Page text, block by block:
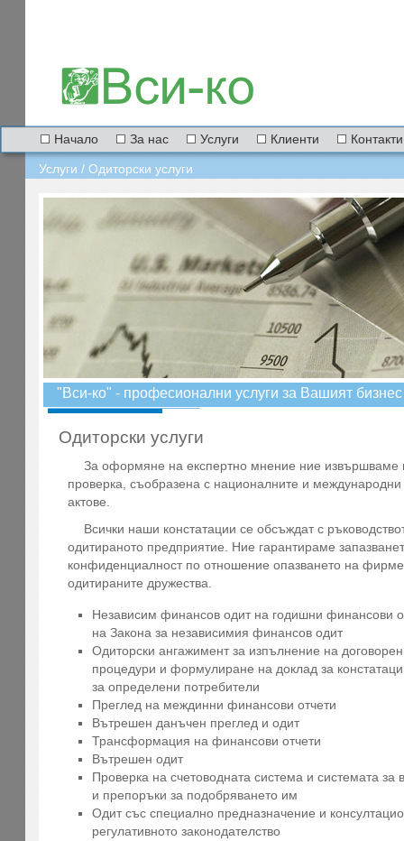
Начало За нас Услуги Клиенти Контакти
Услуги / Одиторски услуги
"Вси-ко" - професионални услуги за Вашият бизнес
Одиторски услуги
За оформяне на експертно мнение ние извършваме
проверка, съобразена с националните и
актове.
Всички наши констатации се обсъждат с
одитираното предприятие. Ние гарантираме
конфиденциалност по отношение опазването на
одитираните дружества.
Независим финансов одит на годишни финансови
на Закона за независимия финансов одит
Одиторски ангажимент за изпълнение на
процедури и формулиране на доклад за
за определени потребители
Преглед на междинни финансови отчети
Вътрешен данъчен преглед и одит
Трансформация на финансови отчети
Вътрешен одит
Проверка на счетоводната система и системата за
и препоръки за подобряването им
Одит със специално предназначение и
регулативното законодателство